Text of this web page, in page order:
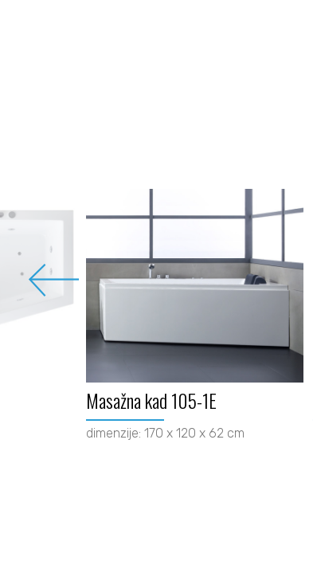
Masažna kad 105-1E
dimenzije: 170 x 120 x 62 cm